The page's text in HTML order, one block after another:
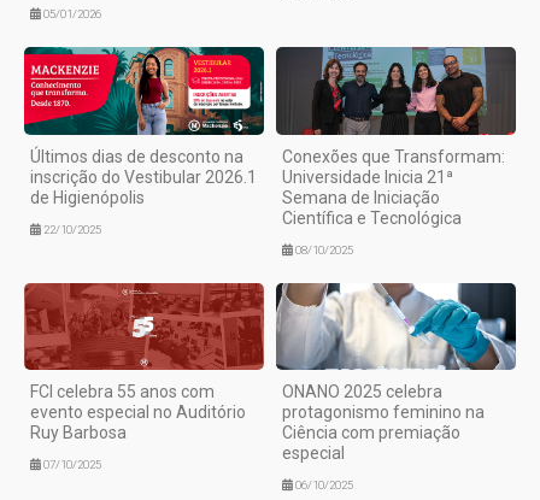
05/01/2026
Últimos dias de desconto na
inscrição do Vestibular 2026.1
de Higienópolis
22/10/2025
Conexões que Transformam:
Universidade Inicia 21ª
Semana de Iniciação
Científica e Tecnológica
08/10/2025
FCI celebra 55 anos com
evento especial no Auditório
Ruy Barbosa
07/10/2025
ONANO 2025 celebra
protagonismo feminino na
Ciência com premiação
especial
06/10/2025